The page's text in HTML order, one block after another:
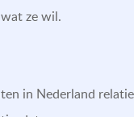
ze wil.
in Nederland